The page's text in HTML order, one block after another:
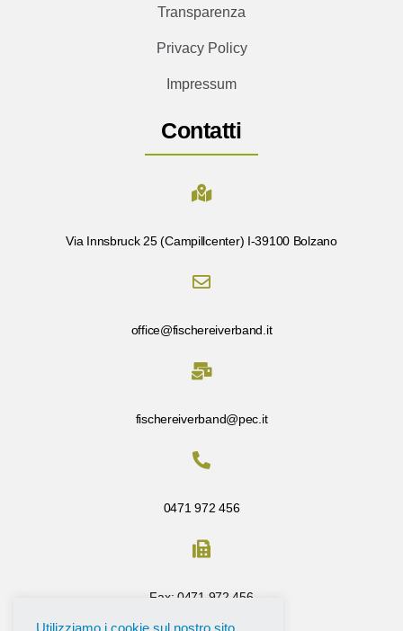
Transparenza
Privacy Policy
Impressum
Contatti
Via Innsbruck 25 (Campillcenter) I-39100 Bolzano
office@fischereiverband.it
fischereiverband@pec.it
0471 972 456
Fax: 0471 972 456